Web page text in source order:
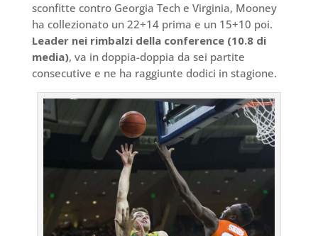
sconfitte contro Georgia Tech e Virginia, Mooney
ha collezionato un 22+14 prima e un 15+10 poi.
Leader nei rimbalzi della conference (10.8 di
media), va in doppia-doppia da sei partite
consecutive e ne ha raggiunte dodici in stagione.